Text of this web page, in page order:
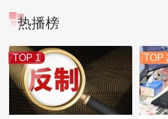
热播榜
TOP 1 TOP